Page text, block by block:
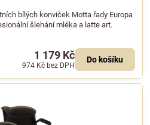
bílých konviček Motta řady Europa
šlehání mléka a latte art.
1 179 Kč
974 Kč bez DPH
Do košíku